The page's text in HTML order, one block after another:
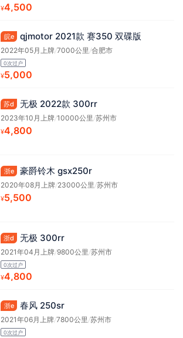
¥4,500
皖e qjmotor 2021款 赛350 双碟版
2022年05月上牌/7000公里/合肥市
0次过户
¥5,000
苏d 无极 2022款 300rr
2023年10月上牌/10000公里/苏州市
¥4,800
浙e 豪爵铃木 gsx250r
2020年08月上牌/23000公里/苏州市
¥5,500
浙d 无极 300rr
2021年04月上牌/9800公里/苏州市
0次过户
¥4,800
浙e 春风 250sr
2021年06月上牌/7800公里/苏州市
0次过户